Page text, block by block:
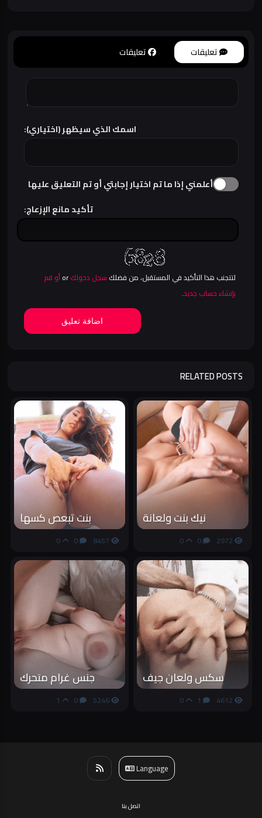
تعليقات تعليقات
اسمك الذي سيظهر (اختياري):
أعلمني إذا ما تم اختيار إجابتي أو تم التعليق عليها
تأكيد مانع الإزعاج:
لتتجنب هذا التأكيد في المستقبل، من فضلك سجل دخولكor
أو قم
بإنشاء حساب جديد.
اضافة تعليق
RELATED POSTS
نيك بنت ولعانة
0
0
بنت تبعص كسها
0
0
سكس ولعان جيف
0
جنس غرام متحرك
5246
0
Language
اتصل بنا